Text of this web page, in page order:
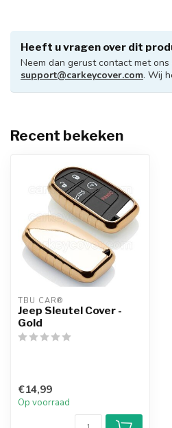
Heeft u vragen over dit
Neem dan gerust contact met ons
support@carkeycover.com. Wij
Recent bekeken
TBU CAR®
Jeep Sleutel Cover -
Gold
€14,99
Op voorraad